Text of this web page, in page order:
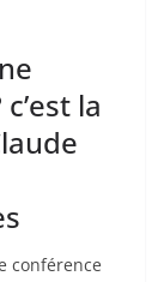
la
conférence